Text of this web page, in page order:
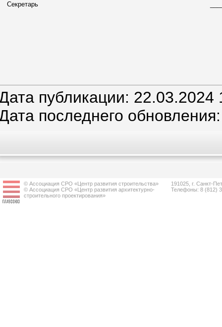
Секретарь
публикации: 22.03.2024
последнего
© Ассоциация СРО «Центр развития строительства»
© Ассоциация СРО «Центр развития архитектурно-
строительного проектирования»
191025, г. Санкт-
Телефоны: 8 (812)